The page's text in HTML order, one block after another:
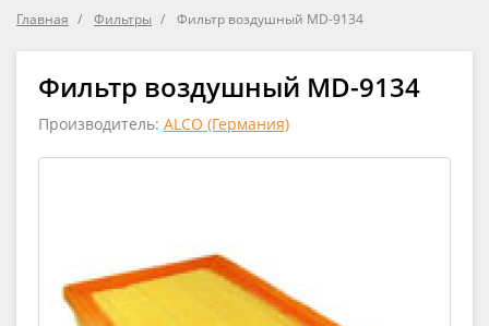
Главная Фильтры Фильтр воздушный MD-9134
Фильтр воздушный MD-9134
Производитель: ALCO (Германия)